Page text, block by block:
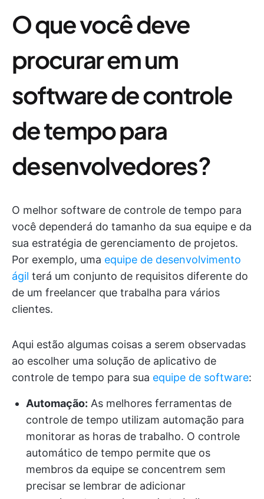
O que você deve
procurar em um
software de controle
de tempo para
desenvolvedores?
O melhor software de controle de tempo para
você dependerá do tamanho da sua equipe e da
sua estratégia de gerenciamento de projetos.
Por exemplo, uma equipe de desenvolvimento
ágil terá um conjunto de requisitos diferente do
de um freelancer que trabalha para vários
clientes.
Aqui estão algumas coisas a serem observadas
ao escolher uma solução de aplicativo de
controle de tempo para sua equipe de software:
Automação: As melhores ferramentas de
controle de tempo utilizam automação para
monitorar as horas de trabalho. O controle
automático de tempo permite que os
membros da equipe se concentrem sem
precisar se lembrar de adicionar